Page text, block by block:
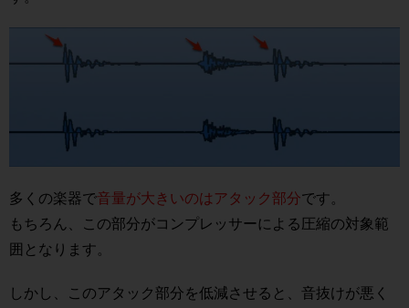
多くの楽器で音量が大きいのはアタック部分です。
もちろん、この部分がコンプレッサーによる圧縮の対象範
囲となります。
しかし、このアタック部分を低減させると、音抜けが悪く